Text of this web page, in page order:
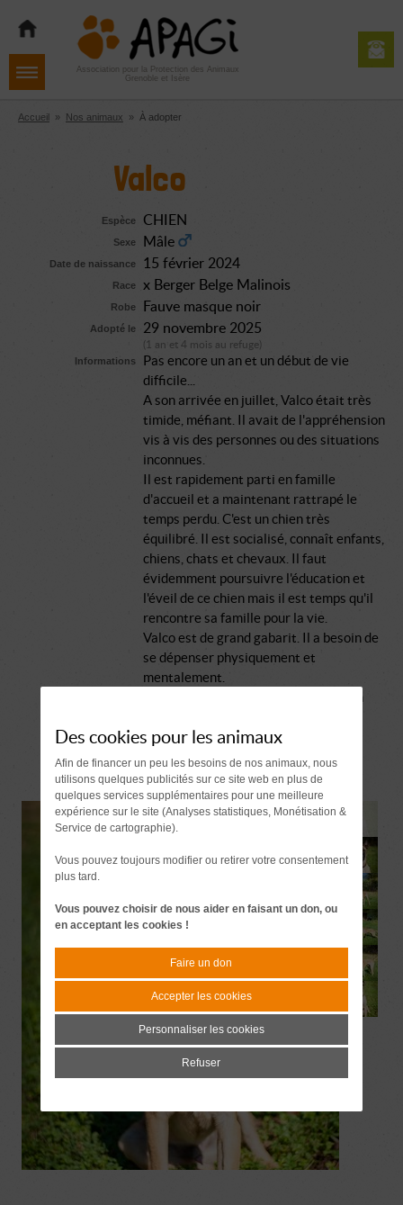
navigation
contenu
Aller
pied
de
Association pour la Protection des Animaux
Grenoble et Isère
Accueil » Nos animaux » À adopter
Valco
Espèce CHIEN
Sexe Mâle
Date de naissance 15 février 2024
Race x Berger Belge Malinois
Robe Fauve masque noir
Adopté le 29 novembre 2025
(1 an et 4 mois au refuge)
Informations
Pas encore un an et un début de vie
difficile...
A son arrivée en juillet, Valco était très
timide, méfiant. Il avait de l'appréhension
vis à vis des personnes ou des situations
inconnues.
Il est rapidement parti en famille
d'accueil et a maintenant rattrapé le
temps perdu. C'est un chien très
équilibré. Il est socialisé, connaît enfants,
chiens, chats et chevaux. Il faut
évidemment poursuivre l'éducation et
l'éveil de ce chien mais il est temps qu'il
rencontre sa famille pour la vie.
Valco est de grand gabarit. Il a besoin de
se dépenser physiquement et
mentalement.
Attention, l' adoption d'un jeune chien
d'années.
Des cookies pour les animaux
Afin de financer un peu les besoins de nos animaux, nous
utilisons quelques publicités sur ce site web en plus de
quelques services supplémentaires pour une meilleure
expérience sur le site (Analyses statistiques, Monétisation &
Service de cartographie).
Vous pouvez toujours modifier ou retirer votre consentement
plus tard.
Vous pouvez choisir de nous aider en faisant un don, ou
en acceptant les cookies !
Faire un don
Accepter les cookies
Personnaliser les cookies
Refuser